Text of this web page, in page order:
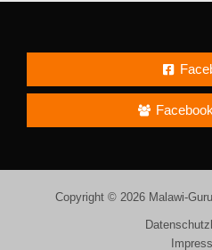
Copyright © 2026 Malawi-